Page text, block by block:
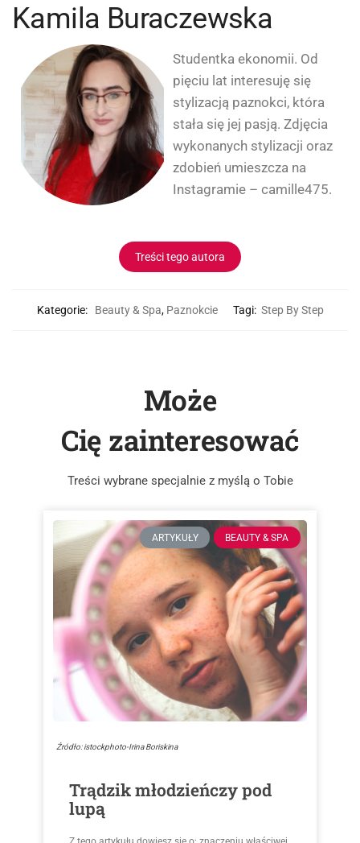
Kamila Buraczewska
Studentka ekonomii. Od
pięciu lat interesuję się
stylizacją paznokci, która
stała się jej pasją. Zdjęcia
wykonanych stylizacji oraz
zdobień umieszcza na
Instagramie – camille475.
Treści tego autora
Kategorie: Beauty & Spa, Paznokcie Tagi: Step By Step
Może
Cię zainteresować
Treści wybrane specjalnie z myślą o Tobie
ARTYKUŁY BEAUTY & SPA
Źródło: istockphoto-Irina Boriskina
Trądzik młodzieńczy pod
lupą